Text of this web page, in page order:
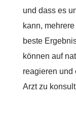
und dass es
kann,
beste
können auf
reagieren und
Arzt zu